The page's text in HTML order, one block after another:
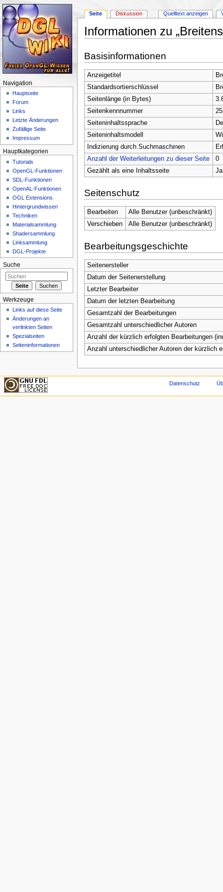
Informationen zu
Basisinformationen
Anzeigetitel
Standardsortierschlüssel
Seitenlänge (in Bytes)
Seitenkennnummer
Seiteninhaltssprache
Seiteninhaltsmodell
Indizierung durch Suchmaschinen
Anzahl der Weiterleitungen zu dieser Seite
0
Gezählt als eine Inhaltsseite
Ja
Seitenschutz
Bearbeiten
Alle Benutzer (unbeschränkt)
Verschieben
Alle Benutzer (unbeschränkt)
Bearbeitungsgeschichte
Seitenersteller
Datum der Seitenerstellung
Letzter Bearbeiter
Datum der letzten Bearbeitung
Gesamtzahl der Bearbeitungen
Gesamtzahl unterschiedlicher Autoren
Anzahl der kürzlich erfolgten Bearbeitungen
Anzahl unterschiedlicher Autoren der kürzlich
Seite Diskussion Quelltext anzeigen
Navigation
Hauptseite
Forum
Links
Letzte Änderungen
Zufällige Seite
Impressum
Hauptkategorien
Tutorials
OpenGL-Funktionen
SDL-Funktionen
OpenAL-Funktionen
OGL Extensions
Hintergrundwissen
Techniken
Materialsammlung
Shadersammlung
Linksammlung
DGL-Projekte
Suche
Werkzeuge
Links auf diese Seite
Änderungen an
verlinkten Seiten
Spezialseiten
Seiten­informationen
Datenschutz